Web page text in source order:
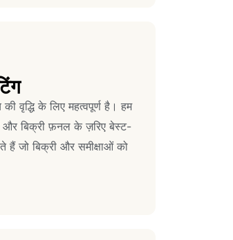
वृद्धि के लिए महत्वपूर्ण है। हम
और बिक्री फ़नल के ज़रिए बेस्ट-
जो बिक्री और समीक्षाओं को